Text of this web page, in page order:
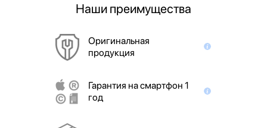
Наши преимущества
Оригинальная
продукция
Гарантия на смартфон 1
год